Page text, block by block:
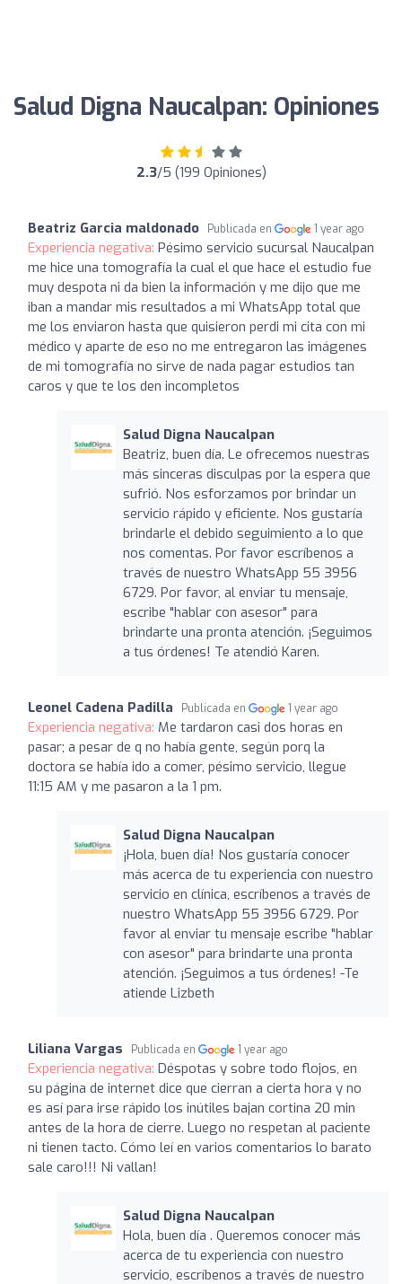
Salud Digna Naucalpan: Opiniones
2.3/5 (199 Opiniones)
Beatriz Garcia maldonado Publicada en 1 year ago
Experiencia negativa: Pésimo servicio sucursal Naucalpan
me hice una tomografía la cual el que hace el estudio fue
muy despota ni da bien la información y me dijo que me
iban a mandar mis resultados a mi WhatsApp total que
me los enviaron hasta que quisieron perdi mi cita con mi
médico y aparte de eso no me entregaron las imágenes
de mi tomografía no sirve de nada pagar estudios tan
caros y que te los den incompletos
Salud Digna Naucalpan
Beatriz, buen día. Le ofrecemos nuestras
más sinceras disculpas por la espera que
sufrió. Nos esforzamos por brindar un
servicio rápido y eficiente. Nos gustaría
brindarle el debido seguimiento a lo que
nos comentas. Por favor escríbenos a
través de nuestro WhatsApp 55 3956
6729. Por favor, al enviar tu mensaje,
escribe "hablar con asesor" para
brindarte una pronta atención. ¡Seguimos
a tus órdenes! Te atendió Karen.
Leonel Cadena Padilla Publicada en 1 year ago
Experiencia negativa: Me tardaron casi dos horas en
pasar; a pesar de q no había gente, según porq la
doctora se había ido a comer, pésimo servicio, llegue
11:15 AM y me pasaron a la 1 pm.
Salud Digna Naucalpan
¡Hola, buen día! Nos gustaría conocer
más acerca de tu experiencia con nuestro
servicio en clínica, escríbenos a través de
nuestro WhatsApp 55 3956 6729. Por
favor al enviar tu mensaje escribe "hablar
con asesor" para brindarte una pronta
atención. ¡Seguimos a tus órdenes! -Te
atiende Lizbeth
Liliana Vargas Publicada en 1 year ago
Experiencia negativa: Déspotas y sobre todo flojos, en
su página de internet dice que cierran a cierta hora y no
es así para irse rápido los inútiles bajan cortina 20 min
antes de la hora de cierre. Luego no respetan al paciente
ni tienen tacto. Cómo leí en varios comentarios lo barato
sale caro!!! Ni vallan!
Salud Digna Naucalpan
Hola, buen día . Queremos conocer más
acerca de tu experiencia con nuestro
servicio, escríbenos a través de nuestro